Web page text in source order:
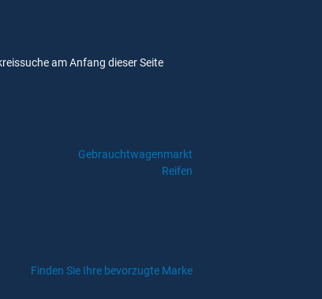
am Anfang dieser Seite
Gebrauchtwagenmarkt
Reifen
Finden Sie Ihre bevorzugte Marke